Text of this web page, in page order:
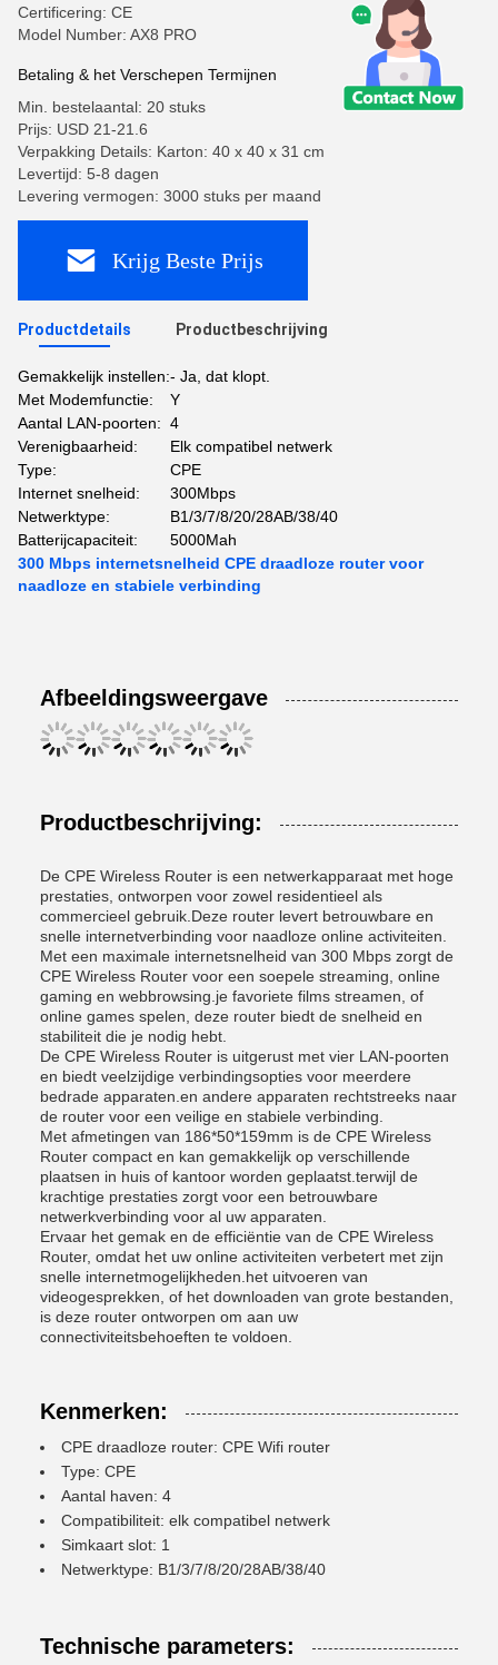
Certificering: CE
Model Number: AX8 PRO
Betaling & het Verschepen Termijnen
Min. bestelaantal: 20 stuks
Prijs: USD 21-21.6
Verpakking Details: Karton: 40 x 40 x 31 cm
Levertijd: 5-8 dagen
Levering vermogen: 3000 stuks per maand
Krijg Beste Prijs
Productdetails Productbeschrijving
Gemakkelijk instellen:- Ja, dat klopt.
Met Modemfunctie:
Y
Aantal LAN-poorten: 4
Verenigbaarheid:
Elk compatibel netwerk
Type:
CPE
Internet snelheid:
300Mbps
Netwerktype:
B1/3/7/8/20/28AB/38/40
Batterijcapaciteit:
5000Mah
300 Mbps internetsnelheid CPE draadloze router voor
naadloze en stabiele verbinding
Afbeeldingsweergave
Productbeschrijving:
De CPE Wireless Router is een netwerkapparaat met hoge
prestaties, ontworpen voor zowel residentieel als
commercieel gebruik.Deze router levert betrouwbare en
snelle internetverbinding voor naadloze online activiteiten.
Met een maximale internetsnelheid van 300 Mbps zorgt de
CPE Wireless Router voor een soepele streaming, online
gaming en webbrowsing.je favoriete films streamen, of
online games spelen, deze router biedt de snelheid en
stabiliteit die je nodig hebt.
De CPE Wireless Router is uitgerust met vier LAN-poorten
en biedt veelzijdige verbindingsopties voor meerdere
bedrade apparaten.en andere apparaten rechtstreeks naar
de router voor een veilige en stabiele verbinding.
Met afmetingen van 186*50*159mm is de CPE Wireless
Router compact en kan gemakkelijk op verschillende
plaatsen in huis of kantoor worden geplaatst.terwijl de
krachtige prestaties zorgt voor een betrouwbare
netwerkverbinding voor al uw apparaten.
Ervaar het gemak en de efficiëntie van de CPE Wireless
Router, omdat het uw online activiteiten verbetert met zijn
snelle internetmogelijkheden.het uitvoeren van
videogesprekken, of het downloaden van grote bestanden,
is deze router ontworpen om aan uw
connectiviteitsbehoeften te voldoen.
Kenmerken:
CPE draadloze router: CPE Wifi router
Type: CPE
Aantal haven: 4
Compatibiliteit: elk compatibel netwerk
Simkaart slot: 1
Netwerktype: B1/3/7/8/20/28AB/38/40
Technische parameters: